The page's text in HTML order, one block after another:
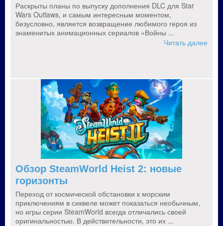
Раскрыты планы по выпуску дополнения DLC для Star
Wars Outlaws, и самым интересным моментом,
безусловно, является возвращение любимого героя из
знаменитых анимационных сериалов «Войны ...
Читать далее
Обзор SteamWorld Heist 2: новые
горизонты
Переход от космической обстановки к морским
приключениям в сиквеле может показаться необычным,
но игры серии SteamWorld всегда отличались своей
оригинальностью. В действительности, это их ...